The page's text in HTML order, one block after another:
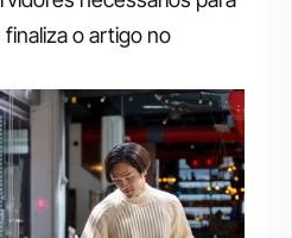
o artigo no